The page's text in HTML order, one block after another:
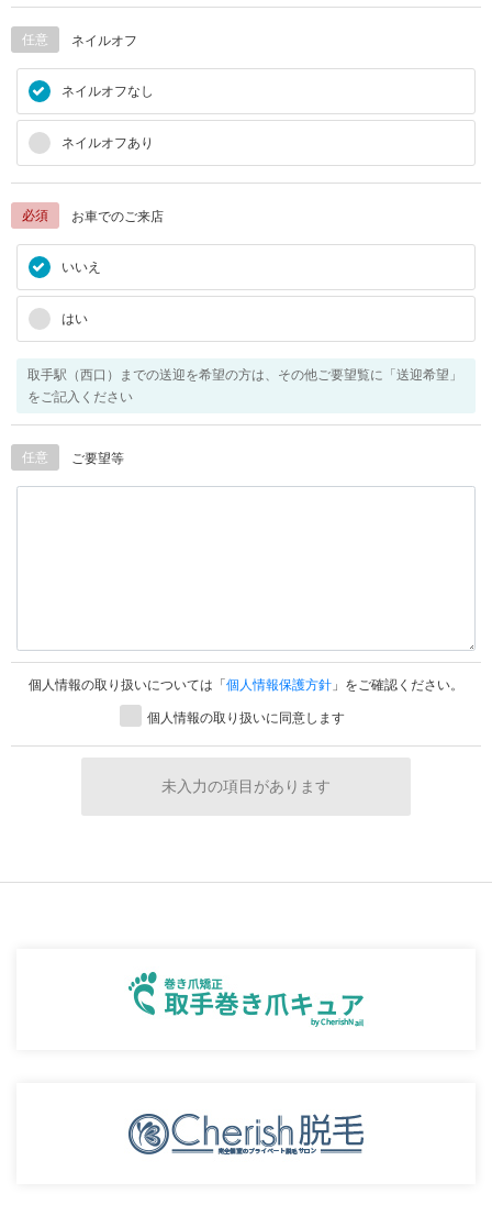
ネイルオフ
任意
ネイルオフなし
ネイルオフあり
お車でのご来店
必須
いいえ
はい
取手駅（西口）までの送迎を希望の方は、その他ご要望覧に「送迎希望」
をご記入ください
ご要望等
任意
個人情報の取り扱いについては「個人情報保護方針 」をご確認ください。
個人情報の取り扱いに同意します